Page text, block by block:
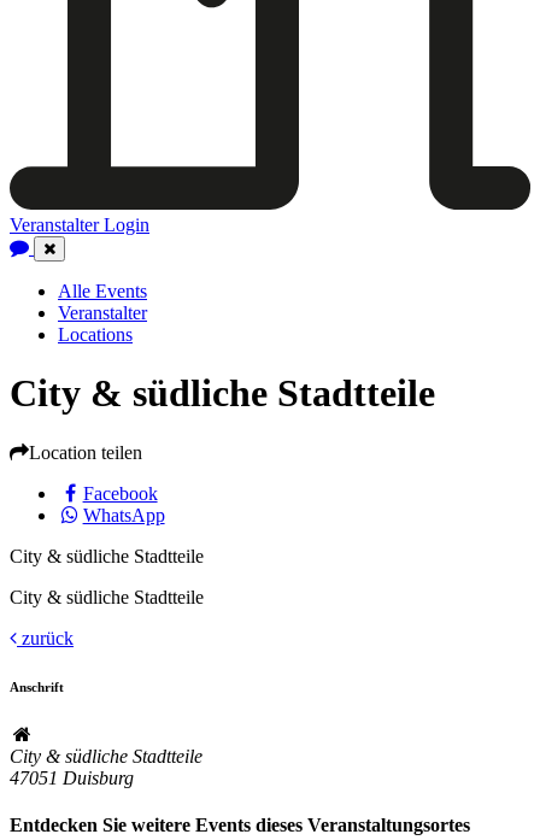
Veranstalter Login
Close
Navigation
Alle Events
Veranstalter
Locations
City & südliche Stadtteile
Location teilen
Facebook
WhatsApp
City & südliche Stadtteile
City & südliche Stadtteile
zurück
Anschrift
City & südliche Stadtteile
47051 Duisburg
Entdecken Sie weitere Events dieses Veranstaltungsortes